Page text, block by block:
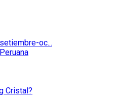
oc...
Cristal?